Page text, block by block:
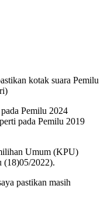
kotak suara Pemilu
Pemilu 2024
pada Pemilu 2019
Umum (KPU)
(18)05/2022).
pastikan masih